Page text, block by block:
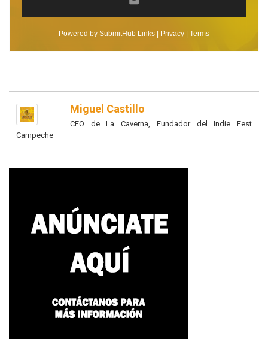
Miguel Castillo
CEO de La Caverna, Fundador del Indie Fest
Campeche